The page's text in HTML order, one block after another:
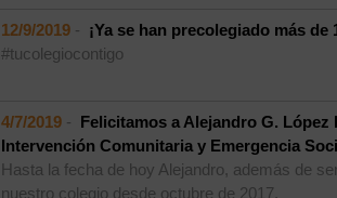
12/9/2019 - ¡Ya se han precolegiado más de
#tucolegiocontigo
4/7/2019 - Felicitamos a Alejandro G.
Intervención Comunitaria y Emergencia
Hasta la fecha de hoy Alejandro, además de
nuestro colegio desde octubre de 2017.